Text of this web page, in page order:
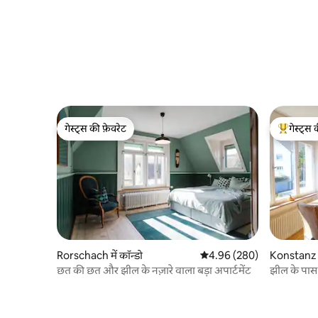
गेस्ट्स की फ़ेवरेट
गेस्ट्स की फ़ेवरेट
Rorschach में कॉन्डो औसत रेटिंग 5 में से 4.96, 280
4.96 (280)
छत की छत और झील के नज़ारे वाला बड़ा अपार्टमेंट
गेस्ट्स का
गेस्ट्स
Konstanz
झील के